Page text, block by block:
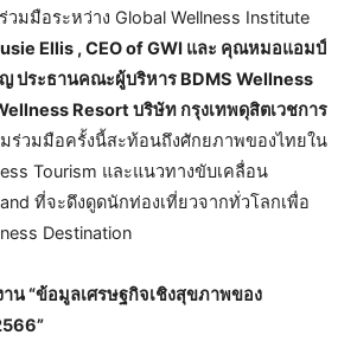
มมือระหว่าง Global Wellness Institute
Ellis , CEO of GWI และ คุณหมอแอมป์
ประธานคณะผู้บริหาร BDMS Wellness
Resort บริษัท กรุงเทพดุสิตเวชการ
ร่วมมือครั้งนี้สะท้อนถึงศักยภาพของไทยใน
Tourism และแนวทางขับเคลื่อน
ที่จะดึงดูดนักท่องเที่ยวจากทั่วโลกเพื่อ
Destination
น “ข้อมูลเศรษฐกิจเชิงสุขภาพของ